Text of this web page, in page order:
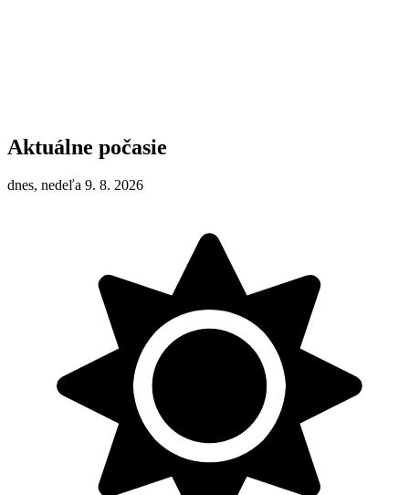
Aktuálne počasie
dnes, nedeľa 9. 8. 2026